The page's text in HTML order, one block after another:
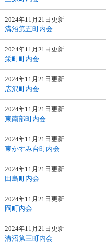
2024年11月21日更新
溝沼第五町内会
2024年11月21日更新
栄町町内会
2024年11月21日更新
広沢町内会
2024年11月21日更新
東南部町内会
2024年11月21日更新
東かすみ台町内会
2024年11月21日更新
田島町内会
2024年11月21日更新
岡町内会
2024年11月21日更新
溝沼第三町内会